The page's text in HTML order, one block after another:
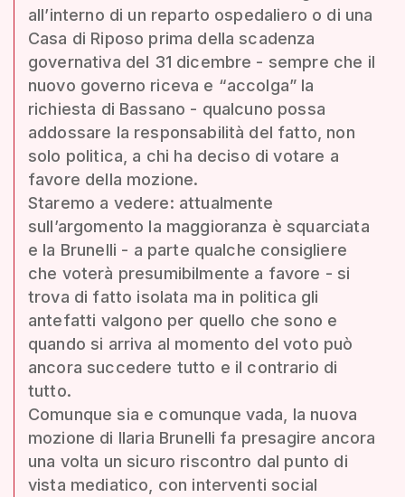
all’interno di un reparto ospedaliero o di una
Casa di Riposo prima della scadenza
governativa del 31 dicembre - sempre che il
nuovo governo riceva e “accolga” la
richiesta di Bassano - qualcuno possa
addossare la responsabilità del fatto, non
solo politica, a chi ha deciso di votare a
favore della mozione.
Staremo a vedere: attualmente
sull’argomento la maggioranza è squarciata
e la Brunelli - a parte qualche consigliere
che voterà presumibilmente a favore - si
trova di fatto isolata ma in politica gli
antefatti valgono per quello che sono e
quando si arriva al momento del voto può
ancora succedere tutto e il contrario di
tutto.
Comunque sia e comunque vada, la nuova
mozione di Ilaria Brunelli fa presagire ancora
una volta un sicuro riscontro dal punto di
vista mediatico, con interventi social